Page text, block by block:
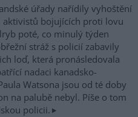
úřady nařídily vyhoštění
aktivistů bojujících proti lovu
poté, co minulý týden
stráž s policií zabavily
loď, která pronásledovala
nadaci kanadsko-
Watsona jsou od té doby
na palubě nebyl. Píše o tom
policii.